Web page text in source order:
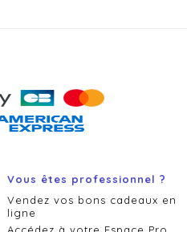
Vous êtes professionnel ?
Vendez vos bons cadeaux en
ligne